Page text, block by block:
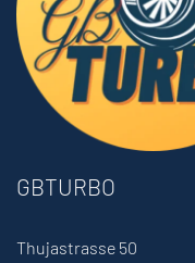
GBTURBO
Thujastrasse 50